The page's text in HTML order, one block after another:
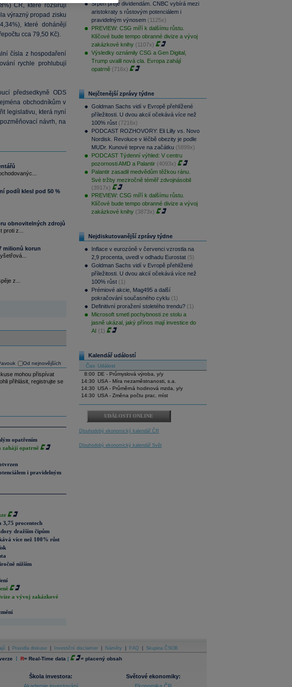
ČR, které rozšiřují
výrazný propad zisku
které dohánějí
cca 79,50 Kč).
čísla z hospodaření
rychle prohlubují
předsedkyně ODS
obchodníkům v
legislativu, která nyní
návrh, na
podíl klesl pod 50 %
obnovitelných zdrojů
z...
milionů korun
z...
Od nejnovějších
mohou přispívat
přihlásit, registrujte se
opatřením
zahájí opatrně
i pravidelným
3,75 procentech
dražším čipům
více než 100% růst
nižším
a vývoj zakázkové
Srpen přeje dividendám. CNBC vybírá mezi
aristokraty s růstovým potenciálem i
pravidelným výnosem (1125x)
PREVIEW: CSG míří k dalšímu růstu.
Klíčové bude tempo obranné divize a vývoj
zakázkové knihy (1107x)
Výsledky oznámily CSG a Gen Digital,
Trump uvalil nová cla. Evropa zahájí
opatrně (716x)
Nejčtenější zprávy týdne
Goldman Sachs vidí v Evropě přehlížené
příležitosti. U dvou akcií očekává více než
100% růst (7216x)
PODCAST ROZHOVORY: Eli Lilly vs. Novo
Nordisk. Revoluce v léčbě obezity je podle
MUDr. Kunové teprve na začátku (5899x)
PODCAST Týdenní výhled: V centru
pozornosti AMD a Palantir (4093x)
Palantir zasadil medvědům těžkou ránu.
Své tržby meziročně téměř zdvojnásobil
(3917x)
PREVIEW: CSG míří k dalšímu růstu.
Klíčové bude tempo obranné divize a vývoj
zakázkové knihy (3873x)
Nejdiskutovanější zprávy týdne
Inflace v eurozóně v červenci vzrostla na
2,9 procenta, uvedl v odhadu Eurostat (5)
Goldman Sachs vidí v Evropě přehlížené
příležitosti. U dvou akcií očekává více než
100% růst (1)
Prémiové akcie, Mag495 a další
pokračování současného cyklu (1)
Definitivní proražení stoletého trendu? (1)
Microsoft smetl pochybnosti ze stolu a
jasně ukázal, jaký přínos mají investice do
AI (1)
Kalendář událostí
Čas Událost
8:00
DE - Průmyslová výroba, y/y
14:30 USA - Míra nezaměstnanosti, s.a.
14:30 USA - Průměrná hodinová mzda, y/y
14:30 USA - Změna počtu prac. míst
UDÁLOSTI ONLINE
Dlouhodobý ekonomický kalendář ČR
Dlouhodobý ekonomický kalendář Svět
Pravidla diskuse Investiční disclaimer Náměty FAQ Skupina ČSOB
| R= Real-Time data | = placený obsah
Škola investora:
Světové ekonomiky: